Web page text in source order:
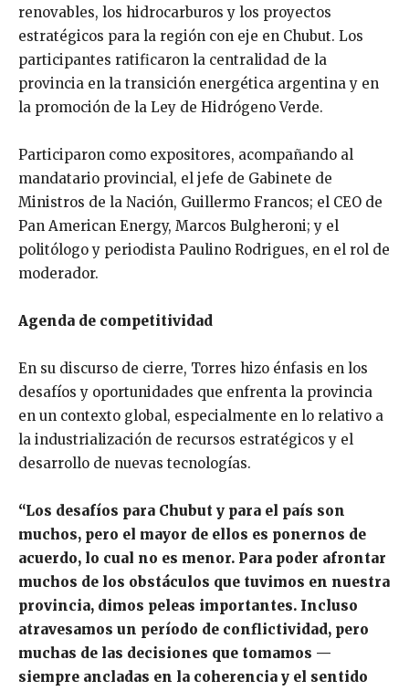
renovables, los hidrocarburos y los proyectos
estratégicos para la región con eje en Chubut. Los
participantes ratificaron la centralidad de la
provincia en la transición energética argentina y en
la promoción de la Ley de Hidrógeno Verde.
Participaron como expositores, acompañando al
mandatario provincial, el jefe de Gabinete de
Ministros de la Nación, Guillermo Francos; el CEO de
Pan American Energy, Marcos Bulgheroni; y el
politólogo y periodista Paulino Rodrigues, en el rol de
moderador.
Agenda de competitividad
En su discurso de cierre, Torres hizo énfasis en los
desafíos y oportunidades que enfrenta la provincia
en un contexto global, especialmente en lo relativo a
la industrialización de recursos estratégicos y el
desarrollo de nuevas tecnologías.
“Los desafíos para Chubut y para el país son
muchos, pero el mayor de ellos es ponernos de
acuerdo, lo cual no es menor. Para poder afrontar
muchos de los obstáculos que tuvimos en nuestra
provincia, dimos peleas importantes. Incluso
atravesamos un período de conflictividad, pero
muchas de las decisiones que tomamos —
siempre ancladas en la coherencia y el sentido